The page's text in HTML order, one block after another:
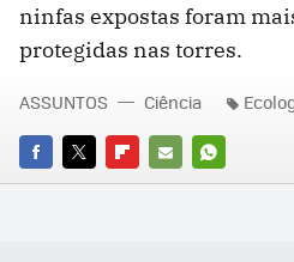
ninfas expostas foram
protegidas nas torres.
FACEBOOK
TWITTERFLIPBOARD
E-
WHATSAPP
ASSUNTOS Ciência